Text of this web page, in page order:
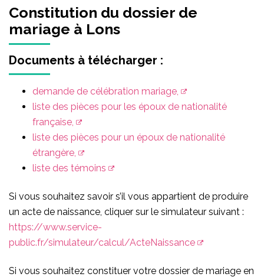
Constitution du dossier de
mariage à Lons
Documents à télécharger :
demande de célébration mariage,
liste des pièces pour les époux de nationalité
française,
liste des pièces pour un époux de nationalité
étrangère,
liste des témoins
Si vous souhaitez savoir s’il vous appartient de produire
un acte de naissance, cliquer sur le simulateur suivant :
https://www.service-
public.fr/simulateur/calcul/ActeNaissance
Si vous souhaitez constituer votre dossier de mariage en